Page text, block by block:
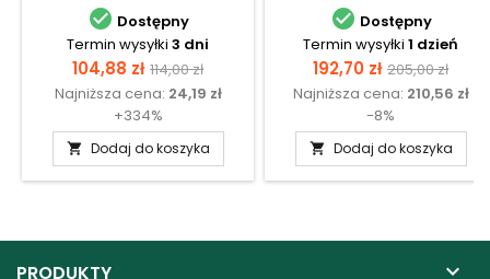
 Dostępny
Termin wysyłki 3 dni
Cena
104,88 zł Cena
podstawowa
114,00 zł
Najniższa cena: 24,19 zł
+334%
 Dodaj do koszyka
 Dostępny
Termin wysyłki 1 dzień
Cena
192,70 zł Cena
205,00 zł
Najniższa cena: 210,56 zł
-8%
 Dodaj do koszyka
PRODUKTY 